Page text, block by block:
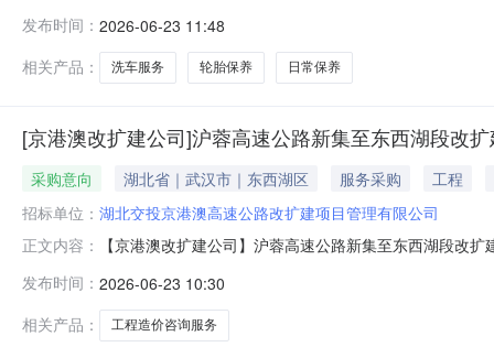
理有限公司（以下简称“采购人”）的委托，对湖北交投
公开邀请潜在供应商参
发布时间： 2026-06-23 11:48
相关产品：
洗车服务 轮胎保养 日常保养
[京港澳改扩建公司]沪蓉高速公路新集至东西湖段改
采购意向 湖北省｜武汉市｜东西湖区 服务采购
工程
招标单位： 湖北交投京港澳高速公路改扩建项目管理有限公司
正文内容：
【京港澳改扩建公司】沪蓉高速公路新集至东西湖段改
城高速东段)相接的既有新集枢纽互通东，经长江新区、
武汉至荆门段，与在建
发布时间： 2026-06-23 10:30
相关产品：
工程造价咨询服务